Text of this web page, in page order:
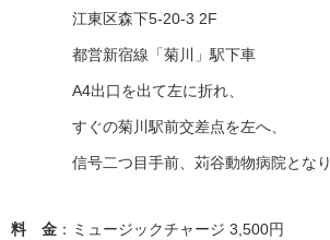
江東区森下5-20-3 2F
都営新宿線「菊川」駅下車
A4出口を出て左に折れ、
すぐの菊川駅前交差点を左へ、
信号二つ目手前、苅谷動物病院となり
料 金 ：ミュージックチャージ 3,500円